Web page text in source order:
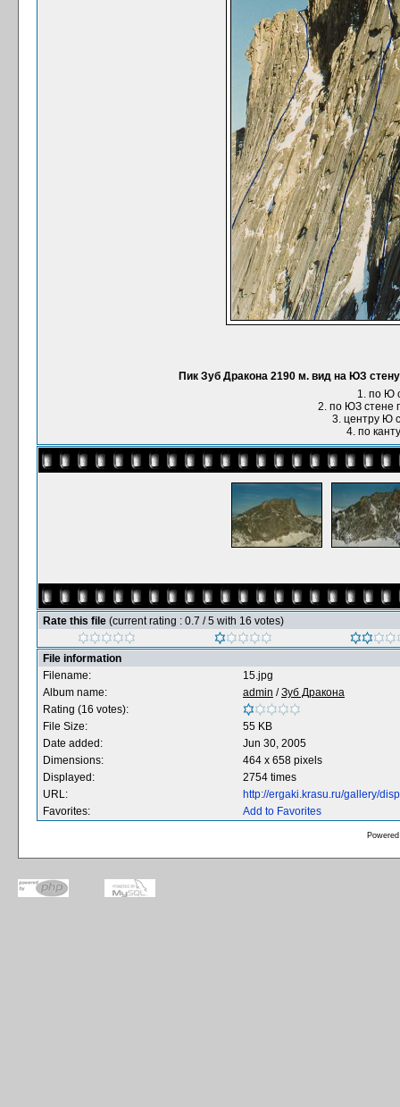
Пик Зуб Дракона 2190 м. вид на ЮЗ
1. по Ю
2. по ЮЗ стене
3. центру Ю
4. по
Rate this file (current rating : 0.7 / 5 with 16 votes)
File information
Filename:
15.jpg
Album name:
admin /Зуб Дракона
Rating (16 votes):
File Size:
55 KB
Date added:
Jun 30, 2005
Dimensions:
464 x 658 pixels
Displayed:
2754 times
URL:
http://ergaki.krasu.ru/gallery/
Favorites:
Add to Favorites